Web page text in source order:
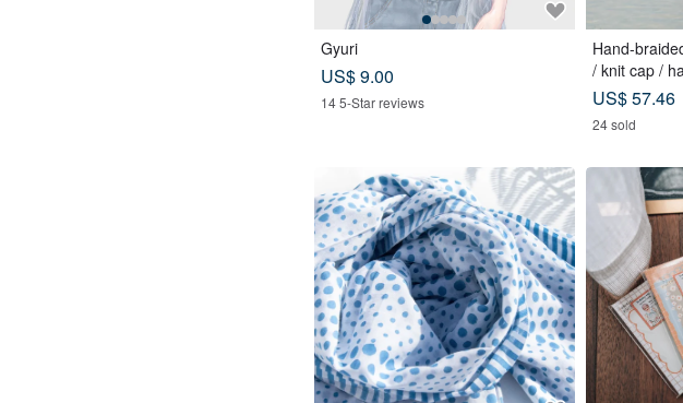
Gyuri
US$ 9.00
14 5-Star reviews
Hand-
/ knit cap /
Sari streaks
US$ 57.46
24 sold